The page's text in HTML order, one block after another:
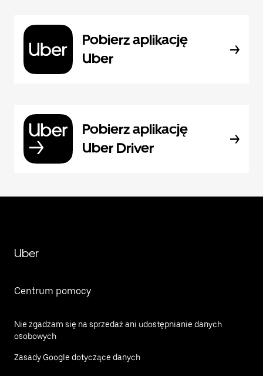
Pobierz aplikację
Uber
Pobierz aplikację
Uber Driver
Uber
Centrum pomocy
Nie zgadzam się na sprzedaż ani udostępnianie danych
osobowych
Zasady Google dotyczące danych